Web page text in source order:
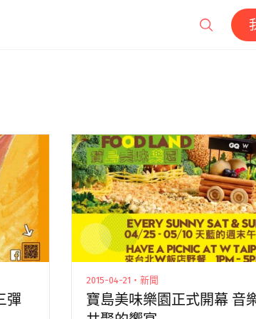
彈
2015-04-21・新聞
寶島美味樂園正式開幕 音